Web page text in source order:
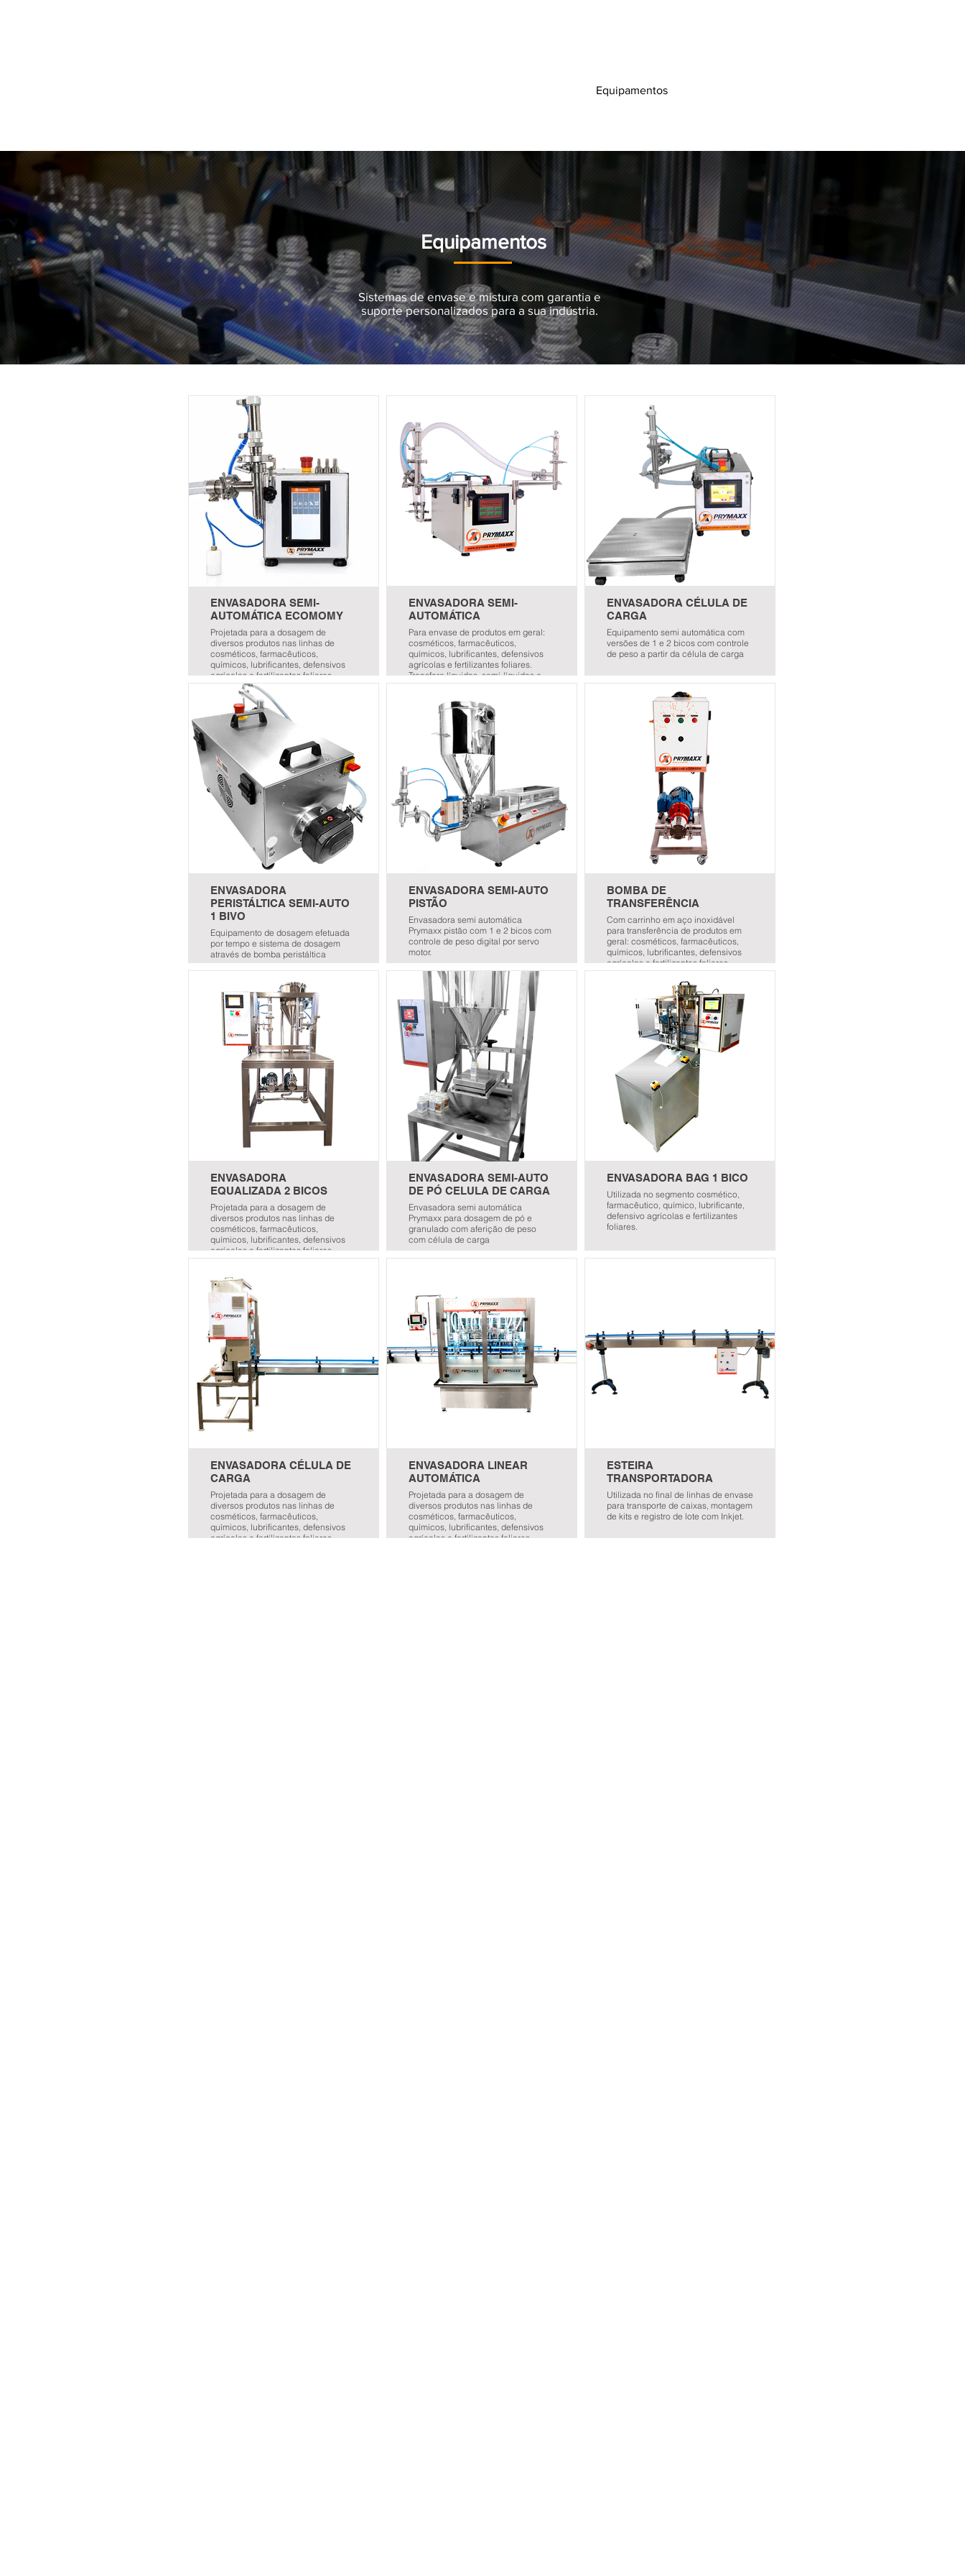
Equipamentos
Equipamentos
Sistemas de envase e mistura com garantia e
suporte personalizados para a sua indústria.
ENVASADORA SEMI-
AUTOMÁTICA ECOMOMY
Projetada para a dosagem de
diversos produtos nas linhas de
cosméticos, farmacêuticos,
químicos, lubrificantes, defensivos
agrícolas e fertilizantes foliares.
ENVASADORA SEMI-
AUTOMÁTICA
Para envase de produtos em geral:
cosméticos, farmacêuticos,
químicos, lubrificantes, defensivos
agrícolas e fertilizantes foliares.
Transfere líquidos, semi-líquidos e
pastosos.
ENVASADORA CÉLULA DE
CARGA
Equipamento semi automática com
versões de 1 e 2 bicos com controle
de peso a partir da célula de carga
ENVASADORA
PERISTÁLTICA SEMI-AUTO
1 BIVO
Equipamento de dosagem efetuada
por tempo e sistema de dosagem
através de bomba peristáltica
ENVASADORA SEMI-AUTO
PISTÃO
Envasadora semi automática
Prymaxx pistão com 1 e 2 bicos com
controle de peso digital por servo
motor.
BOMBA DE
TRANSFERÊNCIA
Com carrinho em aço inoxidável
para transferência de produtos em
geral: cosméticos, farmacêuticos,
químicos, lubrificantes, defensivos
agrícolas e fertilizantes foliares.
Transfere líquidos, semi-líquidos e
ENVASADORA
EQUALIZADA 2 BICOS
Projetada para a dosagem de
diversos produtos nas linhas de
cosméticos, farmacêuticos,
químicos, lubrificantes, defensivos
agrícolas e fertilizantes foliares.
ENVASADORA SEMI-AUTO
DE PÓ CELULA DE CARGA
Envasadora semi automática
Prymaxx para dosagem de pó e
granulado com aferição de peso
com célula de carga
ENVASADORA BAG 1 BICO
Utilizada no segmento cosmético,
farmacêutico, químico, lubrificante,
defensivo agrícolas e fertilizantes
foliares.
ENVASADORA CÉLULA DE
CARGA
Projetada para a dosagem de
diversos produtos nas linhas de
cosméticos, farmacêuticos,
químicos, lubrificantes, defensivos
agrícolas e fertilizantes foliares.
ENVASADORA LINEAR
AUTOMÁTICA
Projetada para a dosagem de
diversos produtos nas linhas de
cosméticos, farmacêuticos,
químicos, lubrificantes, defensivos
agrícolas e fertilizantes foliares.
ESTEIRA
TRANSPORTADORA
Utilizada no final de linhas de envase
para transporte de caixas, montagem
de kits e registro de lote com Inkjet.